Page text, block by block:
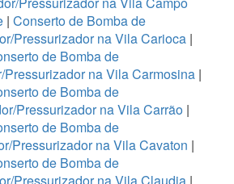
| Conserto de Bomba de
Pressurizador na Vila Carioca|
de Bomba de
na Vila Carmosina|
de Bomba de
Pressurizador na Vila Carrão |
de Bomba de
Pressurizador na Vila Cavaton |
de Bomba de